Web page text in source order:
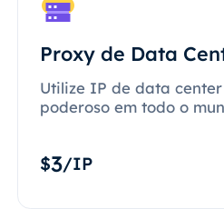
Proxy de Data
Utilize IP de data
poderoso em todo o
$3/IP